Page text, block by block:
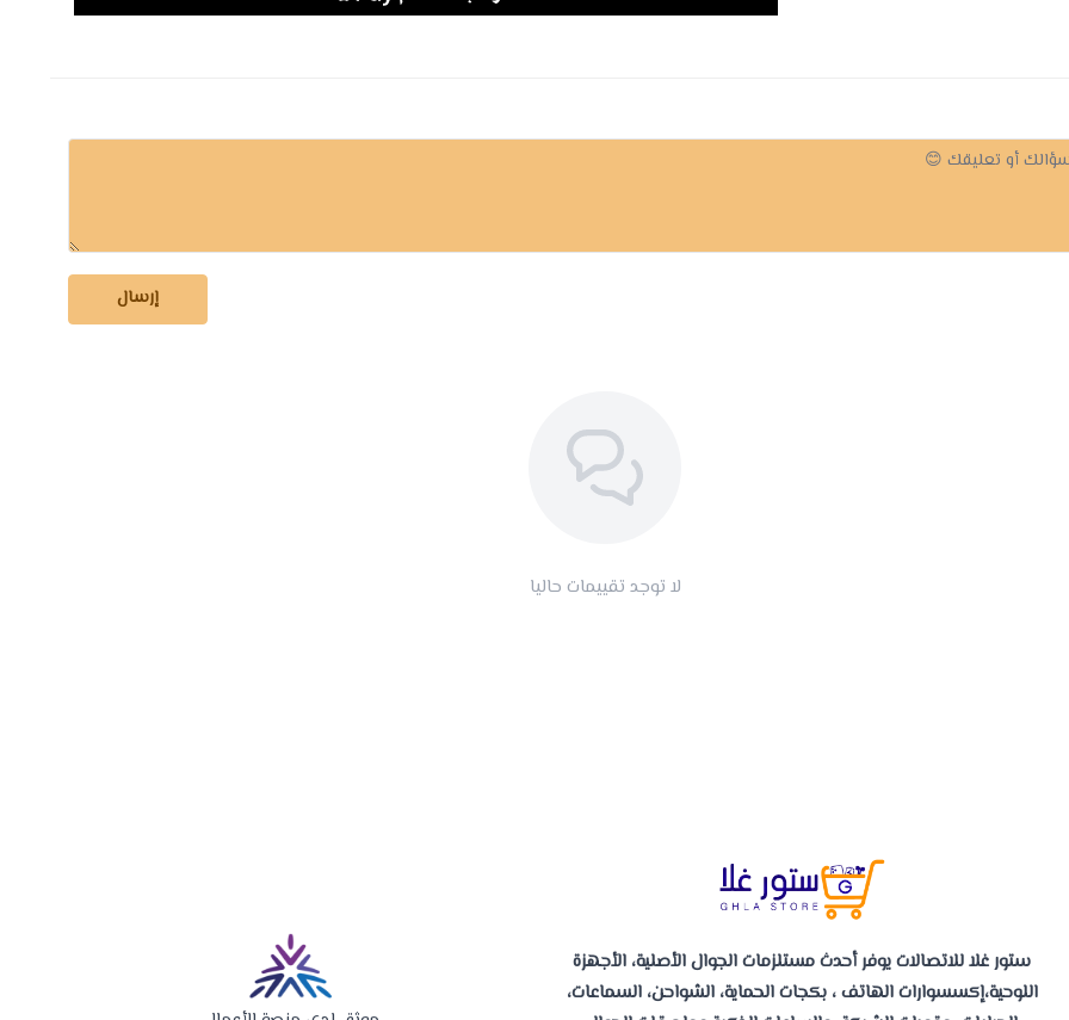
إرسال
لا توجد تقييمات حاليا
ستور غلا للاتصالات يوفر أحدث مستلزمات الجوال الأصلية، الأجهزة
اللوحية،إكسسوارات الهاتف ، بكجات الحماية، الشواحن، السماعات،